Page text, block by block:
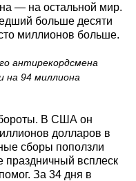
— на остальной мир.
больше десяти
миллионов больше.
антирекордсмена
на 94 миллиона
В США он
долларов в
сборы поползли
праздничный всплеск
За 34 дня в